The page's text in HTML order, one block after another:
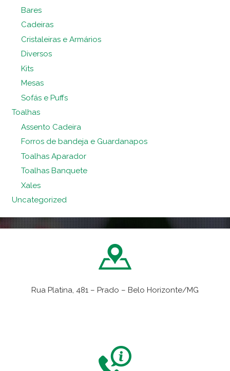
Bares
Cadeiras
Cristaleiras e Armários
Diversos
Kits
Mesas
Sofás e Puffs
Toalhas
Assento Cadeira
Forros de bandeja e Guardanapos
Toalhas Aparador
Toalhas Banquete
Xales
Uncategorized
Rua Platina, 481 – Prado – Belo Horizonte/MG